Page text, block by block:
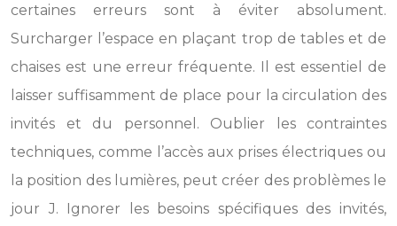
certaines erreurs sont à éviter absolument.
Surcharger l’espace en plaçant trop de tables et de
chaises est une erreur fréquente. Il est essentiel de
laisser suffisamment de place pour la circulation des
invités et du personnel. Oublier les contraintes
techniques, comme l’accès aux prises électriques ou
la position des lumières, peut créer des problèmes le
jour J. Ignorer les besoins spécifiques des invités,